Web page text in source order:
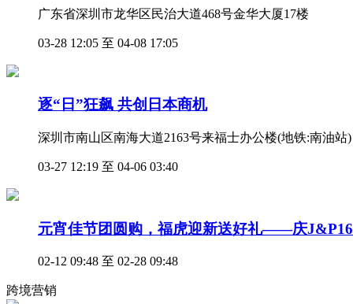
广东省深圳市龙华区民治大道468号金华大厦17楼
03-28 12:05 至 04-08 17:05
逐“日”狂飙 共创日本商机
深圳市南山区南海大道2163号来福士办公楼(地铁:南油站)
03-27 12:19 至 04-06 03:40
元宵佳节团圆购，福虎迎新送好礼——庆
02-12 09:48 至 02-28 09:48
跨境营销